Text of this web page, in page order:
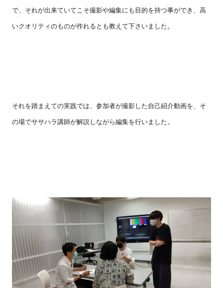
で、それが出来ていてこそ撮影や編集にも目的を持つ事ができ、高
いクオリティのものが作れるとも教えて下さいました。
それを踏まえての実践では、参加者が撮影した自己紹介動画を、そ
の場でササハラ講師が解説しながら編集を行いました。